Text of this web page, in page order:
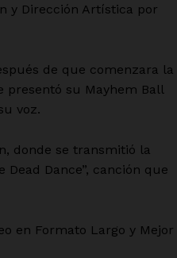
y Dirección Artística por
de que comenzara la
presentó su Mayhem Ball
voz.
donde se transmitió la
Dance”, canción que
en Formato Largo y Mejor